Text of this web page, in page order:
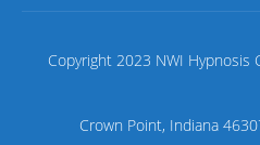
Copyright 2023 NWI
Crown Point, Indiana